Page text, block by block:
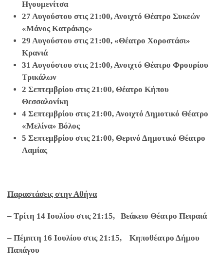
Ηγουμενίτσα
27 Αυγούστου στις 21:00, Ανοιχτό Θέατρο Συκεών
«Μάνος Κατράκης»
29 Αυγούστου στις 21:00, «Θέατρο Χοροστάσι»
Κρανιά
31 Αυγούστου στις 21:00, Ανοιχτό Θέατρο Φρουρίου
Τρικάλων
2 Σεπτεμβρίου στις 21:00, Θέατρο Κήπου
Θεσσαλονίκη
4 Σεπτεμβρίου στις 21:00, Ανοιχτό Δημοτικό Θέατρο
«Μελίνα» Βόλος
5 Σεπτεμβρίου στις 21:00, Θερινό Δημοτικό Θέατρο
Λαμίας
Παραστάσεις στην Αθήνα
– Τρίτη 14 Ιουλίου στις 21:15, Βεάκειο Θέατρο Πειραιά
– Πέμπτη 16 Ιουλίου στις 21:15, Κηποθέατρο Δήμου
Παπάγου